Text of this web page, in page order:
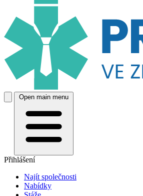
Open main menu
Přihlášení
Najít společnosti
Nabídky